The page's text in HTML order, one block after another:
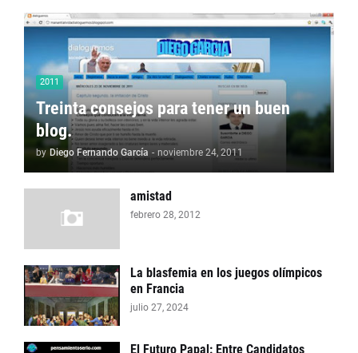
2011
Treinta consejos para tener un buen
blog.
by Diego Fernando García - noviembre 24, 2011
amistad
febrero 28, 2012
La blasfemia en los juegos olímpicos
en Francia
julio 27, 2024
El Futuro Papal: Entre Candidatos